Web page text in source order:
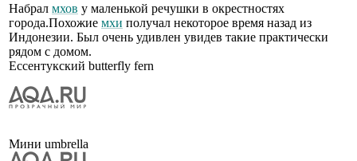
Набрал мхов у маленькой речушки в окрестностях
города.Похожие мхи получал некоторое время назад из
Индонезии. Был очень удивлен увидев такие практически
рядом с домом.
Ессентукский butterfly fern
Мини umbrella